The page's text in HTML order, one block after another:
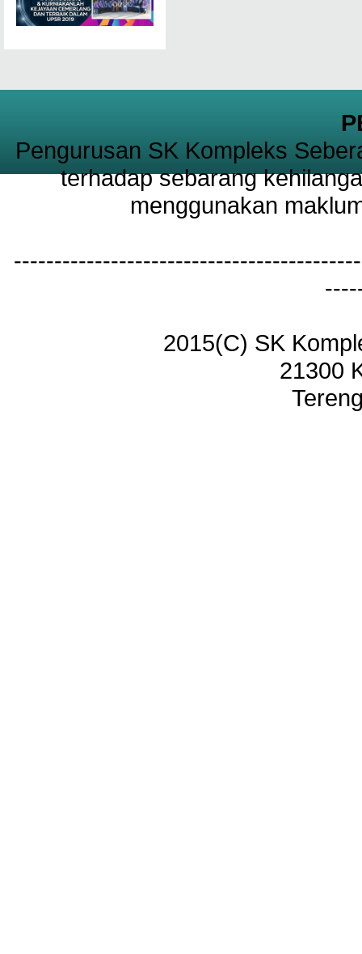
Pengurusan SK Kompleks
terhadap sebarang
menggunakan
2015(C) SK
21300